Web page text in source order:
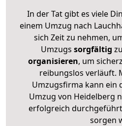
In der Tat gibt es viele
einem Umzug nach
sich Zeit zu nehmen,
Umzugs sorgfältig zu
organisieren, um
reibungslos verläuft.
Umzugsfirma kann ein
Umzug von Heidelberg
erfolgreich
sorgen